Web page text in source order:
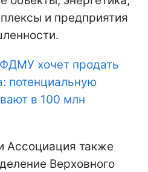
и предприятия
ФДМУ хочет продать
потенциальную
в 100 млн
Ассоциация также
Верховного